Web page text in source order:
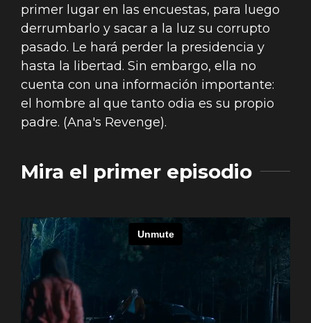
primer lugar en las encuestas, para luego
derrumbarlo y sacar a la luz su corrupto
pasado. Le hará perder la presidencia y
hasta la libertad. Sin embargo, ella no
cuenta con una información importante:
el hombre al que tanto odia es su propio
padre. (Ana's Revenge).
Mira el primer episodio